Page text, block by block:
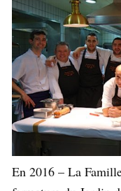
En 2016 – La